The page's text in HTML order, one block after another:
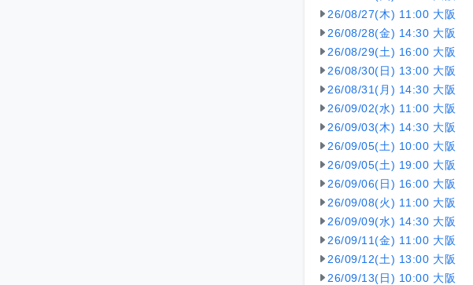
26/08/27(木) 11:00 大阪
26/08/28(金) 14:30 大阪
26/08/29(土) 16:00 大阪
26/08/30(日) 13:00 大阪
26/08/31(月) 14:30 大阪
26/09/02(水) 11:00 大阪
26/09/03(木) 14:30 大阪
26/09/05(土) 10:00 大阪
26/09/05(土) 19:00 大阪
26/09/06(日) 16:00 大阪
26/09/08(火) 11:00 大阪
26/09/09(水) 14:30 大阪
26/09/11(金) 11:00 大阪
26/09/12(土) 13:00 大阪
26/09/13(日) 10:00 大阪